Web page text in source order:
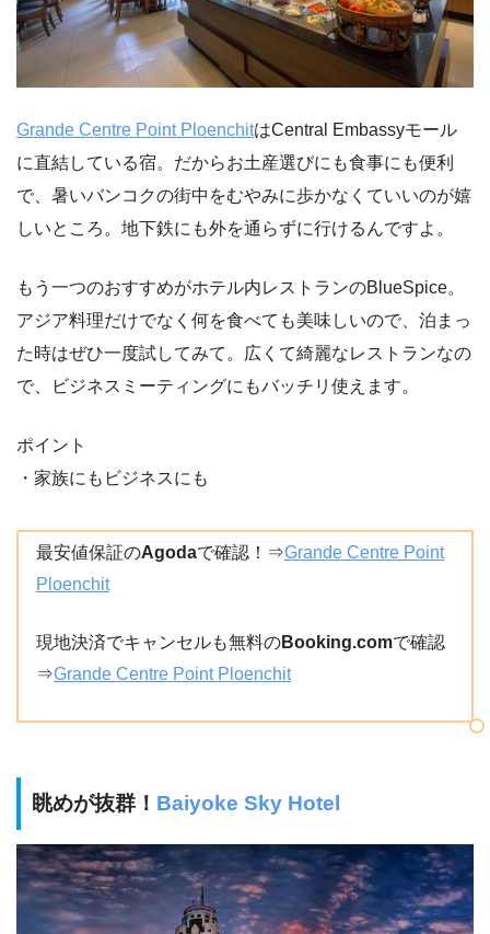
Grande Centre Point PloenchitはCentral Embassyモール
に直結している宿。だからお土産選びにも食事にも便利
で、暑いバンコクの街中をむやみに歩かなくていいのが嬉
しいところ。地下鉄にも外を通らずに行けるんですよ。
もう一つのおすすめがホテル内レストランのBlueSpice。
アジア料理だけでなく何を食べても美味しいので、泊まっ
た時はぜひ一度試してみて。広くて綺麗なレストランなの
で、ビジネスミーティングにもバッチリ使えます。
ポイント
・家族にもビジネスにも
最安値保証のAgodaで確認！⇒Grande Centre Point
Ploenchit
現地決済でキャンセルも無料のBooking.comで確認
⇒Grande Centre Point Ploenchit
眺めが抜群！ Baiyoke Sky Hotel